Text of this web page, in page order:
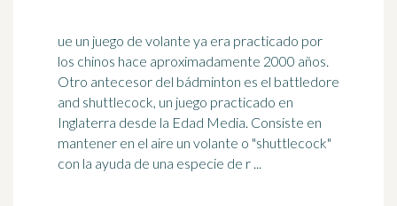
ue un juego de volante ya era practicado por
los chinos hace aproximadamente 2000 años.
Otro antecesor del bádminton es el battledore
and shuttlecock, un juego practicado en
Inglaterra desde la Edad Media. Consiste en
mantener en el aire un volante o "shuttlecock"
con la ayuda de una especie de r ...